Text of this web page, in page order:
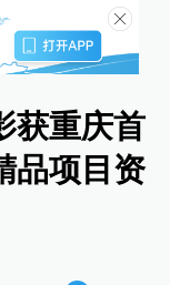
获重庆首
品项目资